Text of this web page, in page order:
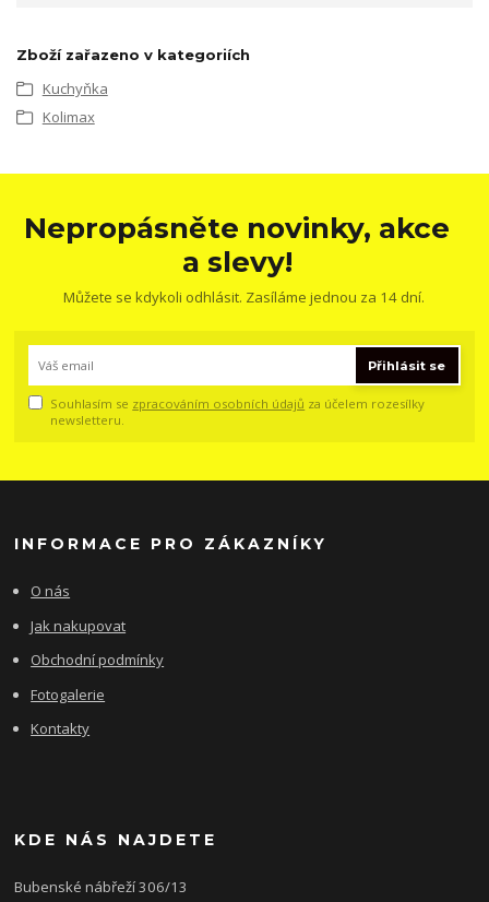
Zboží zařazeno v kategoriích
Kuchyňka
Kolimax
Nepropásněte novinky, akce
a slevy!
Můžete se kdykoli odhlásit. Zasíláme jednou za 14 dní.
Přihlásit se
Souhlasím se zpracováním osobních údajů za účelem rozesílky
newsletteru.
INFORMACE PRO ZÁKAZNÍKY
O nás
Jak nakupovat
Obchodní podmínky
Fotogalerie
Kontakty
KDE NÁS NAJDETE
Bubenské nábřeží 306/13